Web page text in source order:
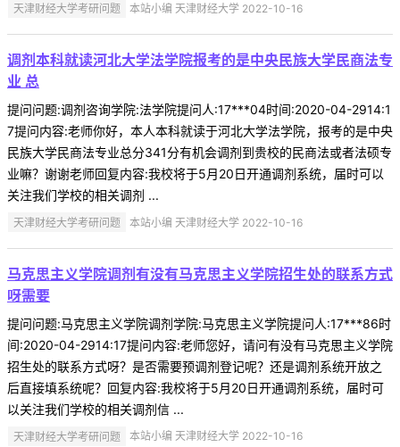
天津财经大学考研问题 本站小编 天津财经大学 2022-10-16
调剂本科就读河北大学法学院报考的是中央民族大学民商法专
业 总
提问问题:调剂咨询学院:法学院提问人:17***04时间:2020-04-2914:1
7提问内容:老师你好，本人本科就读于河北大学法学院，报考的是中央
民族大学民商法专业总分341分有机会调剂到贵校的民商法或者法硕专
业嘛？谢谢老师回复内容:我校将于5月20日开通调剂系统，届时可以
关注我们学校的相关调剂 ...
天津财经大学考研问题 本站小编 天津财经大学 2022-10-16
马克思主义学院调剂有没有马克思主义学院招生处的联系方式
呀需要
提问问题:马克思主义学院调剂学院:马克思主义学院提问人:17***86时
间:2020-04-2914:17提问内容:老师您好，请问有没有马克思主义学院
招生处的联系方式呀？是否需要预调剂登记呢？还是调剂系统开放之
后直接填系统呢？回复内容:我校将于5月20日开通调剂系统，届时可
以关注我们学校的相关调剂信 ...
天津财经大学考研问题 本站小编 天津财经大学 2022-10-16